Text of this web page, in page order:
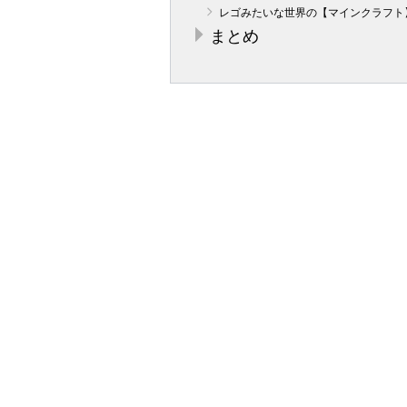
レゴみたいな世界の【マインクラフト
まとめ